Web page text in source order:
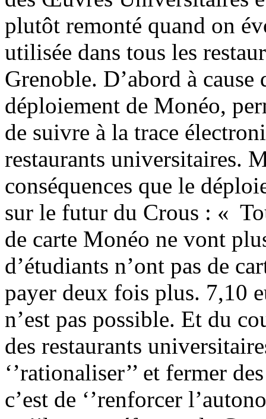
plutôt remonté quand on
utilisée dans tous les
Grenoble. D’abord à
déploiement de Monéo,
de suivre à la trace
restaurants universitaires.
conséquences que le
sur le futur du Crous : «
de carte Monéo ne vont
d’étudiants n’ont pas de
payer deux fois plus. 7,10
n’est pas possible. Et du
des restaurants
‘’rationaliser’’ et fermer
c’est de ‘’renforcer